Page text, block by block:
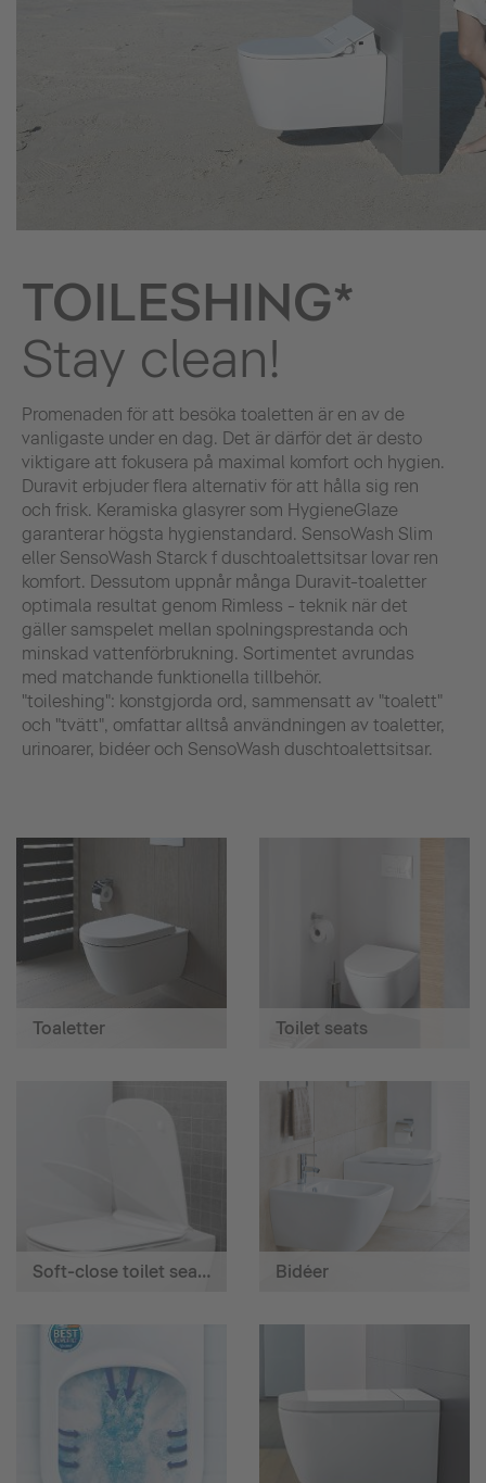
TOILESHING*
Stay clean!
Promenaden för att besöka toaletten är en av de
vanligaste under en dag. Det är därför det är desto
viktigare att fokusera på maximal komfort och hygien.
Duravit erbjuder flera alternativ för att hålla sig ren
och frisk. Keramiska glasyrer som HygieneGlaze
garanterar högsta hygienstandard. SensoWash Slim
eller SensoWash Starck f duschtoalettsitsar lovar ren
komfort. Dessutom uppnår många Duravit-toaletter
optimala resultat genom Rimless - teknik när det
gäller samspelet mellan spolningsprestanda och
minskad vattenförbrukning. Sortimentet avrundas
med matchande funktionella tillbehör.
"toileshing": konstgjorda ord, sammensatt av "toalett"
och "tvätt", omfattar alltså användningen av toaletter,
urinoarer, bidéer och SensoWash duschtoalettsitsar.
Toaletter Toilet seats
Soft-close toilet seats Bidéer